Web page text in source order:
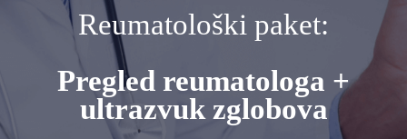
Reumatološki paket:
Pregled reumatologa +
ultrazvuk zglobova